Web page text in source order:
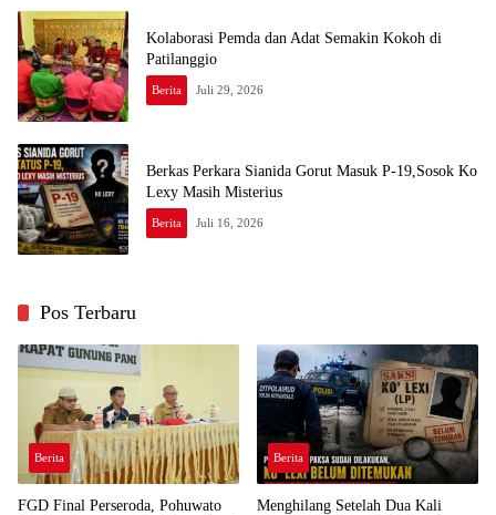
Kolaborasi Pemda dan Adat Semakin Kokoh di
Patilanggio
Berita Juli 29, 2026
Berkas Perkara Sianida Gorut Masuk P-19,Sosok Ko
Lexy Masih Misterius
Berita Juli 16, 2026
Pos Terbaru
Berita
FGD Final Perseroda, Pohuwato
Berita
Menghilang Setelah Dua Kali